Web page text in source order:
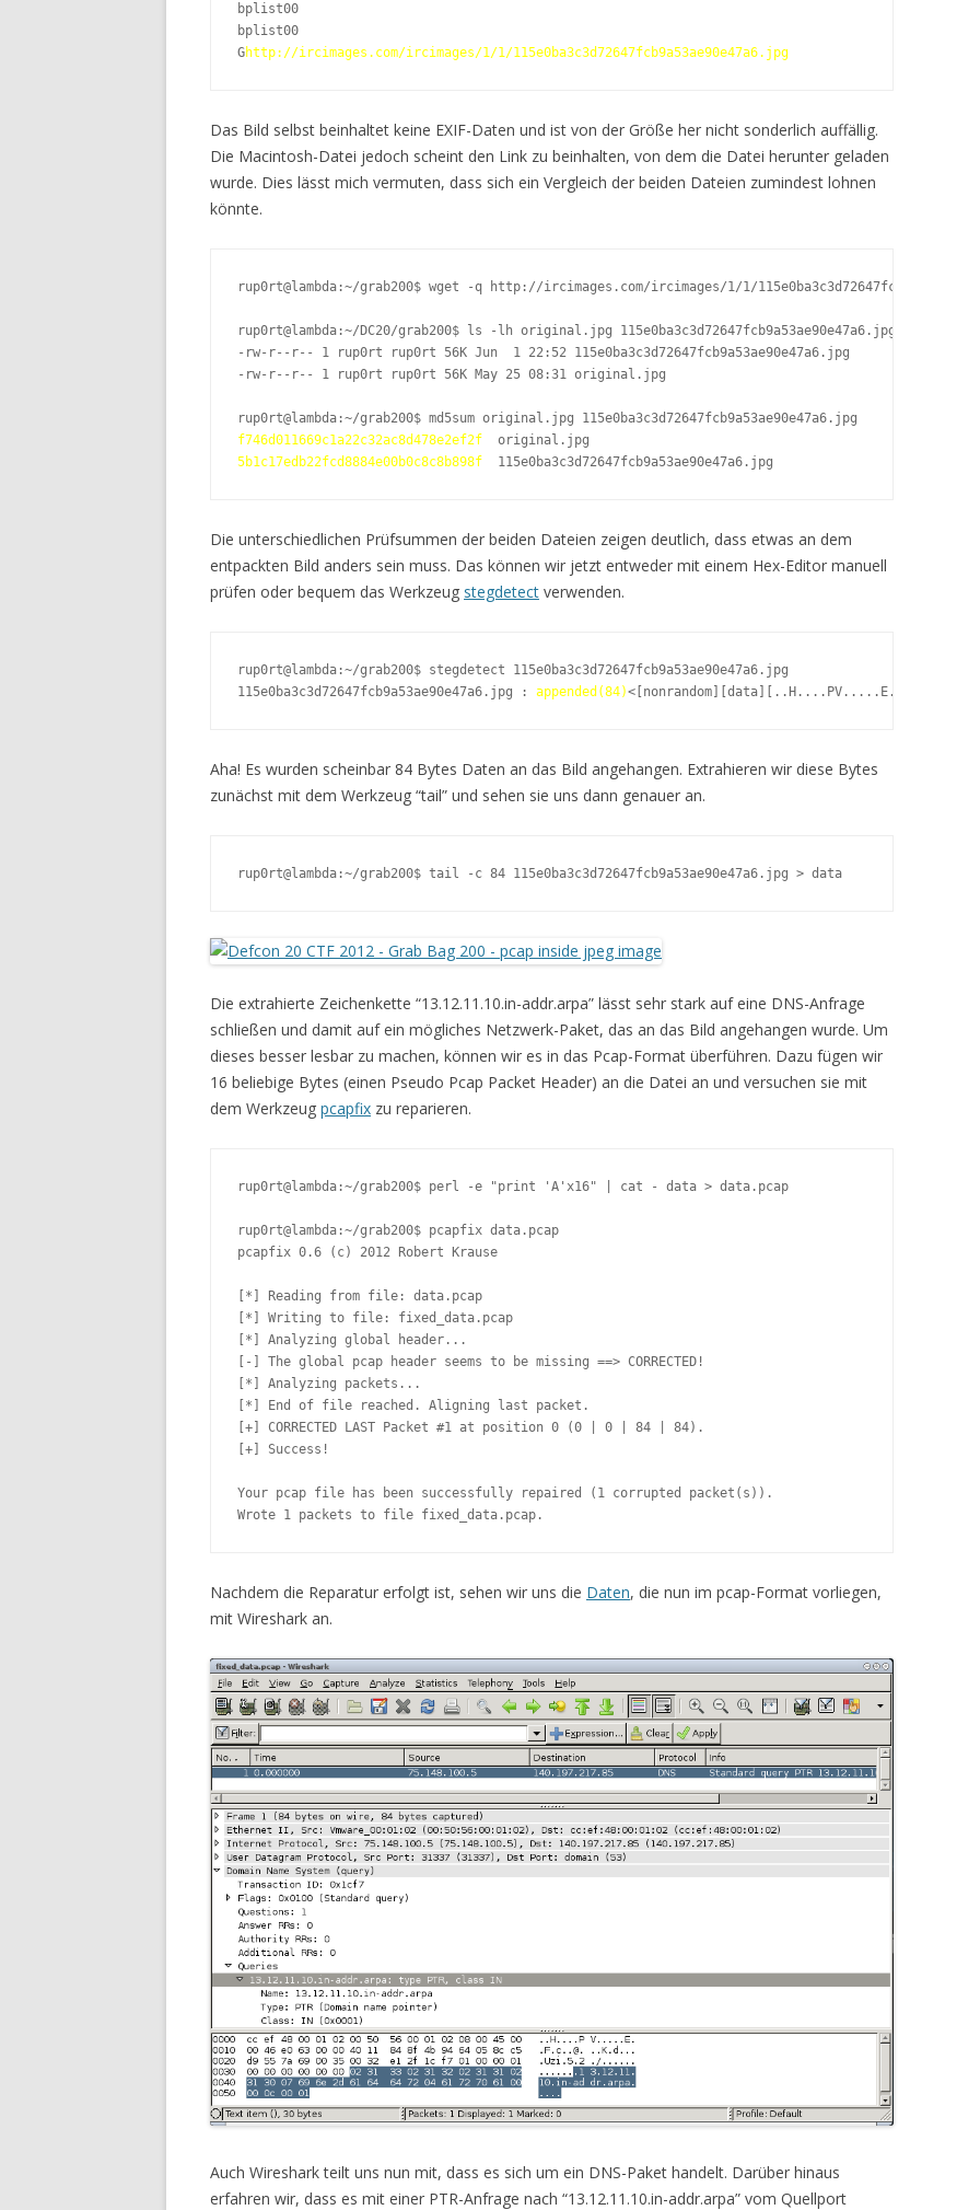
bplist00
bplist00
Ghttp://ircimages.com/ircimages/1/1/115e0ba3c3d72647fcb9a53ae90e47a6.jpg
Das Bild selbst beinhaltet keine EXIF-Daten und ist von der Größe her nicht sonderlich auffällig.
Die Macintosh-Datei jedoch scheint den Link zu beinhalten, von dem die Datei herunter geladen
wurde. Dies lässt mich vermuten, dass sich ein Vergleich der beiden Dateien zumindest lohnen
könnte.
rup0rt@lambda:~/grab200$ wget -q http://ircimages.com/ircimages/1/1/
rup0rt@lambda:~/DC20/grab200$ ls -lh original.jpg 115e0ba3c3d72647fcb9a53ae90e47a6.jpg
-rw-r--r-- 1 rup0rt rup0rt 56K Jun  1 22:52 115e0ba3c3d72647fcb9a53ae90e47a6.jpg
-rw-r--r-- 1 rup0rt rup0rt 56K May 25 08:31 original.jpg
f746d011669c1a22c32ac8d478e2ef2f
5b1c17edb22fcd8884e00b0c8c8b898f 115e0ba3c3d72647fcb9a53ae90e47a6.jpg
Die unterschiedlichen Prüfsummen der beiden Dateien zeigen deutlich, dass etwas an dem
entpackten Bild anders sein muss. Das können wir jetzt entweder mit einem Hex-Editor manuell
prüfen oder bequem das Werkzeug stegdetect verwenden.
rup0rt@lambda:~/grab200$ stegdetect 115e0ba3c3d72647fcb9a53ae90e47a6.jpg
115e0ba3c3d72647fcb9a53ae90e47a6.jpg : appended(84)<[nonrandom][data][..H....PV.....E.]>
Aha! Es wurden scheinbar 84 Bytes Daten an das Bild angehangen. Extrahieren wir diese Bytes
zunächst mit dem Werkzeug “tail” und sehen sie uns dann genauer an.
rup0rt@lambda:~/grab200$ tail -c 84 115e0ba3c3d72647fcb9a53ae90e47a6.jpg > data
Die extrahierte Zeichenkette “13.12.11.10.in-addr.arpa” lässt sehr stark auf eine DNS-Anfrage
schließen und damit auf ein mögliches Netzwerk-Paket, das an das Bild angehangen wurde. Um
dieses besser lesbar zu machen, können wir es in das Pcap-Format überführen. Dazu fügen wir
16 beliebige Bytes (einen Pseudo Pcap Packet Header) an die Datei an und versuchen sie mit
dem Werkzeug pcapfix zu reparieren.
rup0rt@lambda:~/grab200$ perl -e "print 'A'x16" | cat - data > data.pcap
rup0rt@lambda:~/grab200$ pcapfix data.pcap
pcapfix 0.6 (c) 2012 Robert Krause
[*] Reading from file: data.pcap
[*] Writing to file: fixed_data.pcap
[*] Analyzing global header...
[-] The global pcap header seems to be missing ==> CORRECTED!
[*] Analyzing packets...
[*] End of file reached. Aligning last packet.
[+] CORRECTED LAST Packet #1 at position 0 (0 | 0 | 84 | 84).
[+] Success!
Your pcap file has been successfully repaired (1 corrupted packet(s)).
Wrote 1 packets to file fixed_data.pcap.
Nachdem die Reparatur erfolgt ist, sehen wir uns die Daten, die nun im pcap-Format vorliegen,
mit Wireshark an.
Auch Wireshark teilt uns nun mit, dass es sich um ein DNS-Paket handelt. Darüber hinaus
erfahren wir, dass es mit einer PTR-Anfrage nach “13.12.11.10.in-addr.arpa” vom Quellport